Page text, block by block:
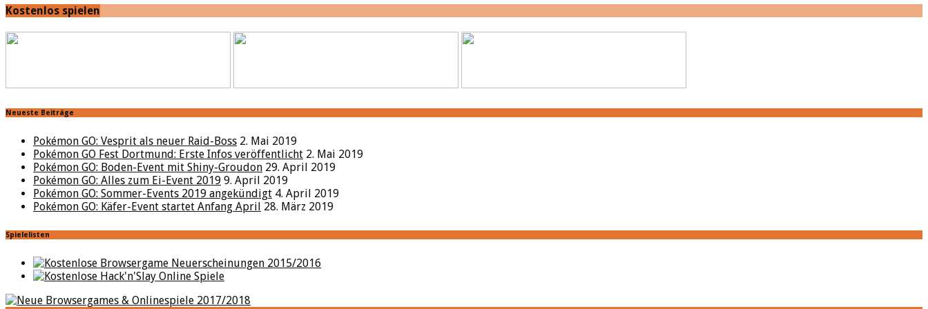
Kostenlos spielen
Neueste Beiträge
Pokémon GO: Vesprit als neuer Raid-Boss 2. Mai 2019
Pokémon GO Fest Dortmund: Erste Infos veröffentlicht 2. Mai 2019
Pokémon GO: Boden-Event mit Shiny-Groudon 29. April 2019
Pokémon GO: Alles zum Ei-Event 2019 9. April 2019
Pokémon GO: Sommer-Events 2019 angekündigt 4. April 2019
Pokémon GO: Käfer-Event startet Anfang April 28. März 2019
Spielelisten